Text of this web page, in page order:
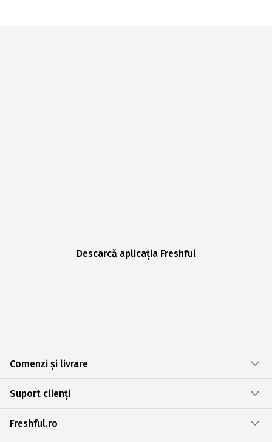
Descarcă aplicația Freshful
Comenzi și livrare
Suport clienți
Freshful.ro